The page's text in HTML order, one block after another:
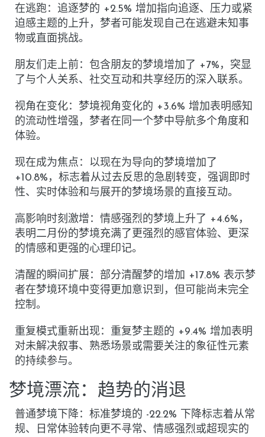
在逃跑：追逐梦的 +2.5% 增加指向追逐、压力或紧
迫感主题的上升，梦者可能发现自己在逃避未知事
物或直面挑战。
朋友们走上前 ：包含朋友的梦境增加了 +7% ，突显
了与个人关系、社交互动和共享经历的深入联系。
视角在变化：梦境视角变化的 +3.6% 增加表明感知
的流动性增强，梦者在同一个梦中导航多个角度和
体验。
现在成为焦点 ：以现在为导向的梦境增加了
+10.8% ，标志着从过去反思的急剧转变，强调即时
性、实时体验和与展开的梦境场景的直接互动。
高影响时刻激增 ：情感强烈的梦境上升了 +4.6% ，
表明二月份的梦境充满了更强烈的感官体验、更深
的情感和更强的心理印记。
清醒的瞬间扩展 ：部分清醒梦的增加 +17.8% 表示梦
者在梦境环境中变得更加意识到，但可能尚未完全
控制。
重复模式重新出现 ：重复梦主题的 +9.4% 增加表明
对未解决叙事、熟悉场景或需要关注的象征性元素
的持续参与。
梦境漂流：趋势的消退
普通梦境下降 ：标准梦境的 -22.2% 下降标志着从常
规、日常体验转向更不寻常、情感强烈或超现实的